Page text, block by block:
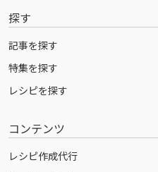
探す
記事を探す
特集を探す
レシピを探す
コンテンツ
レシピ作成代行